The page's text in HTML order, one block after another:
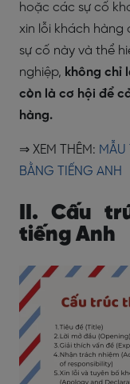
hoặc các sự cố
xin lỗi khách hàng
sự cố này và thể
nghiệp, không chỉ
còn là cơ hội để
hàng.
⇒ XEM THÊM: MẪU
BẰNG TIẾNG ANH
II. Cấu
tiếng Anh